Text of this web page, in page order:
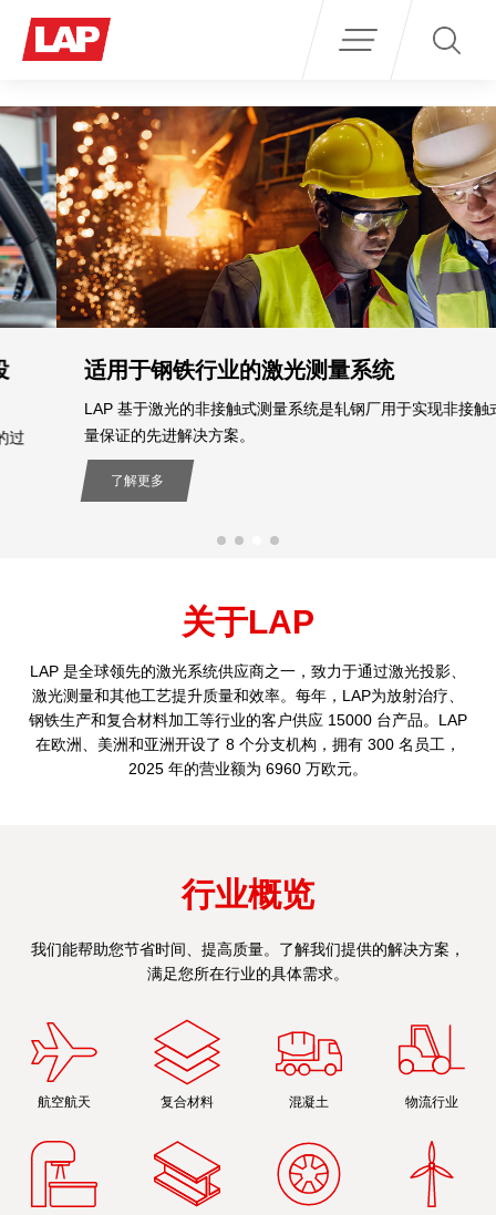
适用于钢铁行业的激光测量系统
LAP 基于激光的非接触式测量系统是轧钢厂用于实现非接触式质
量保证的先进解决方案。
了解更多
关于LAP
LAP 是全球领先的激光系统供应商之一，致力于通过激光投影、
激光测量和其他工艺提升质量和效率。每年，LAP为放射治疗、
钢铁生产和复合材料加工等行业的客户供应 15000 台产品。LAP
在欧洲、美洲和亚洲开设了 8 个分支机构，拥有 300 名员工，
2025 年的营业额为 6960 万欧元。
行业概览
我们能帮助您节省时间、提高质量。了解我们提供的解决方案，
满足您所在行业的具体需求。
航空航天 复合材料 混凝土 物流行业